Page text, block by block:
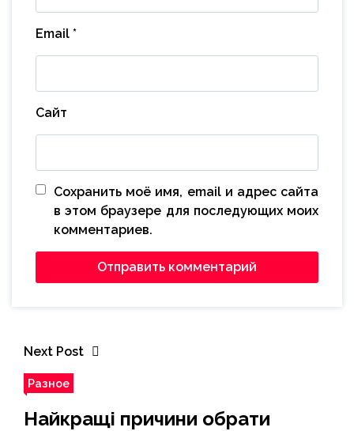
Email *
Сайт
Сохранить моё имя, email и адрес сайта
в этом браузере для последующих моих
комментариев.
Next Post
Разное
Найкращі причини обрати